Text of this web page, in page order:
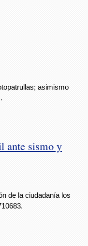
asimismo
ante sismo y
de la ciudadanía los